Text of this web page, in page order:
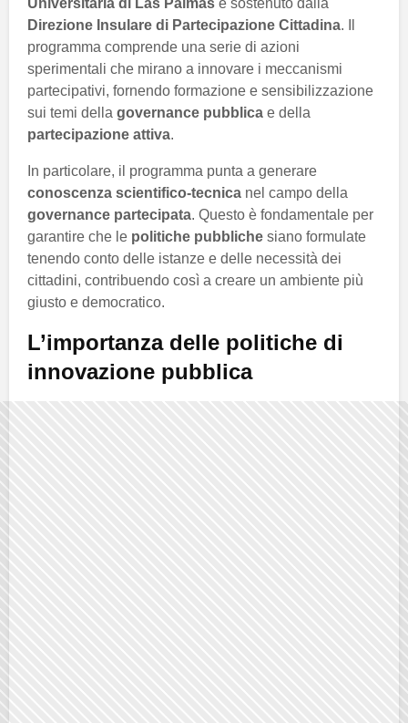
Universitaria di Las Palmas e sostenuto dalla
Direzione Insulare di Partecipazione Cittadina. Il
programma comprende una serie di azioni
sperimentali che mirano a innovare i meccanismi
partecipativi, fornendo formazione e sensibilizzazione
sui temi della governance pubblica e della
partecipazione attiva.
In particolare, il programma punta a generare
conoscenza scientifico-tecnica nel campo della
governance partecipata. Questo è fondamentale per
garantire che le politiche pubbliche siano formulate
tenendo conto delle istanze e delle necessità dei
cittadini, contribuendo così a creare un ambiente più
giusto e democratico.
L’importanza delle politiche di
innovazione pubblica